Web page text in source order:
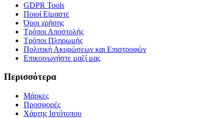
GDPR Tools
Ποιοί Είμαστε
Όροι χρήσης
Τρόποι Αποστολής
Τρόποι Πληρωμής
Πολιτική Ακυρώσεων και Επιστροφών
Επικοινωνήστε μαζί μας
Περισσότερα
Μάρκες
Προσφορές
Χάρτης Ιστότοπου